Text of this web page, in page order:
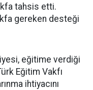
tahsis etti.
gereken desteği
eğitime verdiği
Eğitim Vakfı
ihtiyacını